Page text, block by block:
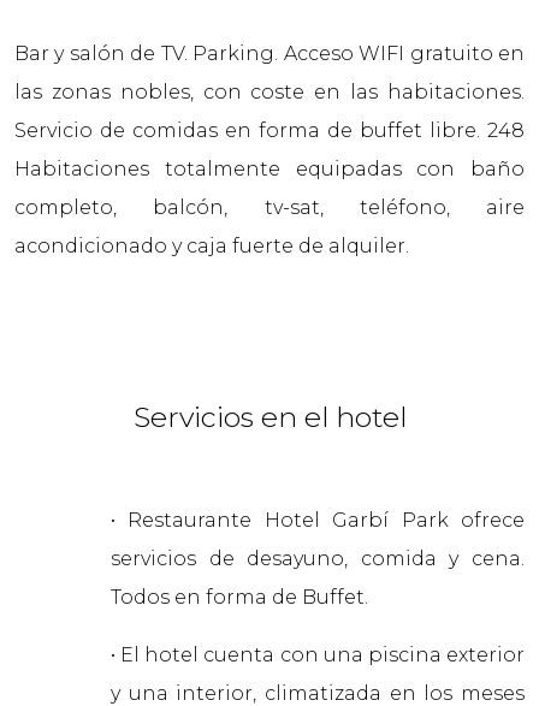
Bar y salón de TV. Parking. Acceso WIFI gratuito en
las zonas nobles, con coste en las habitaciones.
Servicio de comidas en forma de buffet libre. 248
Habitaciones totalmente equipadas con baño
completo, balcón, tv-sat, teléfono, aire
acondicionado y caja fuerte de alquiler.
Servicios en el hotel
• Restaurante Hotel Garbí Park ofrece
servicios de desayuno, comida y cena.
Todos en forma de Buffet.
• El hotel cuenta con una piscina exterior
y una interior, climatizada en los meses